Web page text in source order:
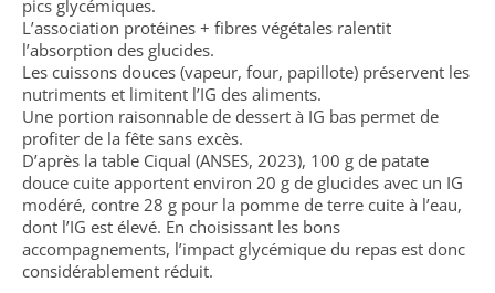
pics glycémiques.
L’association protéines + fibres végétales ralentit
l’absorption des glucides.
Les cuissons douces (vapeur, four, papillote) préservent les
nutriments et limitent l’IG des aliments.
Une portion raisonnable de dessert à IG bas permet de
profiter de la fête sans excès.
D’après la table Ciqual (ANSES, 2023), 100 g de patate
douce cuite apportent environ 20 g de glucides avec un IG
modéré, contre 28 g pour la pomme de terre cuite à l’eau,
dont l’IG est élevé. En choisissant les bons
accompagnements, l’impact glycémique du repas est donc
considérablement réduit.